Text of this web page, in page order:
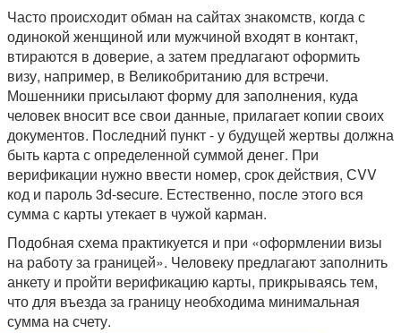
Часто происходит обман на сайтах знакомств, когда с
одинокой женщиной или мужчиной входят в контакт,
втираются в доверие, а затем предлагают оформить
визу, например, в Великобританию для встречи.
Мошенники присылают форму для заполнения, куда
человек вносит все свои данные, прилагает копии своих
документов. Последний пункт - у будущей жертвы должна
быть карта с определенной суммой денег. При
верификации нужно ввести номер, срок действия, СVV
код и пароль 3d-secure. Естественно, после этого вся
сумма с карты утекает в чужой карман.
Подобная схема практикуется и при «оформлении визы
на работу за границей». Человеку предлагают заполнить
анкету и пройти верификацию карты, прикрываясь тем,
что для въезда за границу необходима минимальная
сумма на счету.